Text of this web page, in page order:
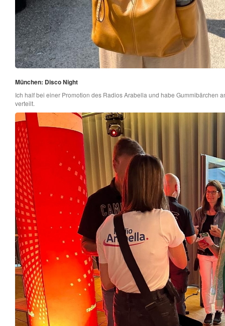
München: Disco Night
Ich half bei einer Promotion des Radios Arabella und habe Gummibärchen
verteilt.